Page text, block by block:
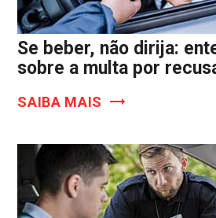
Se beber, não dirija:
sobre a multa por
SAIBA MAIS